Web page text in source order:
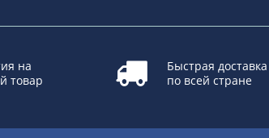
на
товар
Быстрая доставка
по всей стране